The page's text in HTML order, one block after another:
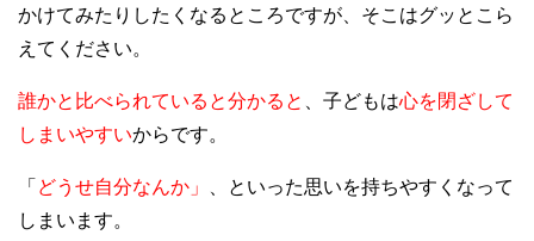
かけてみたりしたくなるところですが、そこはグッとこら
えてください。
誰かと比べられていると分かると 、子どもは心を閉ざして
しまいやすいからです。
「 どうせ自分なんか」
、といった思いを持ちやすくなって
しまいます。